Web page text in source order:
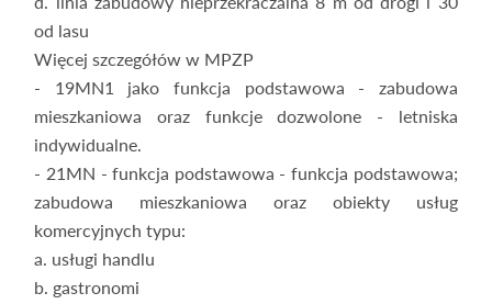
od lasu
Więcej szczegółów w MPZP
- 19MN1 jako funkcja podstawowa - zabudowa
mieszkaniowa oraz funkcje dozwolone - letniska
indywidualne.
- 21MN - funkcja podstawowa - funkcja podstawowa;
zabudowa mieszkaniowa oraz obiekty usług
komercyjnych typu:
a. usługi handlu
b. gastronomi